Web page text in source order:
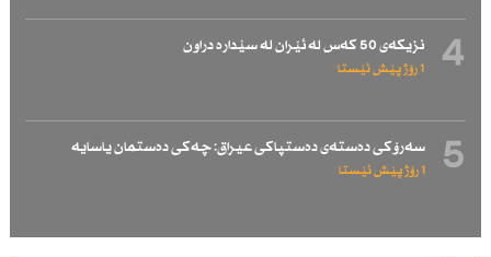
4 نزیكەی 50 كەس لە ئێران لە سێدارە دراون
1 رۆژ پێش ئێستا
5 سەرۆكی دەستەی دەستپاكی عیراق: چەكی دەستمان یاسایە
1 رۆژ پێش ئێستا